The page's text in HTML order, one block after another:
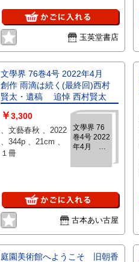
玉英堂書店
文學界 76巻4号 2022年4月
創作 雨滴は続く(最終回)西村
賢太・遺稿 追悼 西村賢太
文學界 76
巻4号 2022
年4月 創
く(最終回)
西村賢太
￥3,300
、文藝春秋 、2022
、344p 、21cm 、
１冊
古本あい古屋
庭園美術館へようこそ 旧朝香